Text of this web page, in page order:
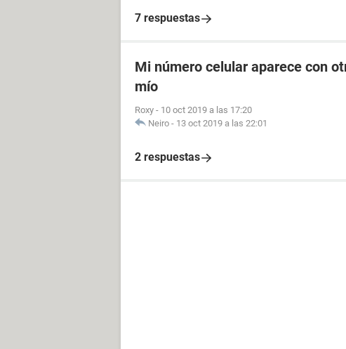
7 respuestas
Mi número celular aparece con
mío
Roxy - 10 oct 2019 a las 17:20
Neiro - 13 oct 2019 a las 22:01
2 respuestas